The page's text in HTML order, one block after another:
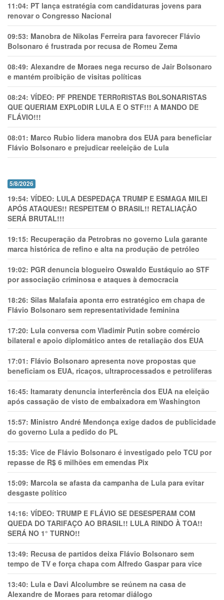
11:04: PT lança estratégia com candidaturas jovens para
renovar o Congresso Nacional
09:53: Manobra de Nikolas Ferreira para favorecer Flávio
Bolsonaro é frustrada por recusa de Romeu Zema
08:49: Alexandre de Moraes nega recurso de Jair Bolsonaro
e mantém proibição de visitas políticas
08:24: VÍDEO: PF PRENDE TERR0RlSTAS B0LSONARlSTAS
QUE QUERIAM EXPL0DlR LULA E O STF!!! A MANDO DE
FLÁVIO!!!
08:01: Marco Rubio lidera manobra dos EUA para beneficiar
Flávio Bolsonaro e prejudicar reeleição de Lula
5/8/2026
19:54: VÍDEO: LULA DESPEDAÇA TRUMP E ESMAGA MILEI
APÓS ATAQUES!! RESPEITEM O BRASIL!! RETALIAÇÃO
SERÁ BRUTAL!!!
19:15: Recuperação da Petrobras no governo Lula garante
marca histórica de refino e alta na produção de petróleo
19:02: PGR denuncia blogueiro Oswaldo Eustáquio ao STF
por associação criminosa e ataques à democracia
18:26: Silas Malafaia aponta erro estratégico em chapa de
Flávio Bolsonaro sem representatividade feminina
17:20: Lula conversa com Vladimir Putin sobre comércio
bilateral e apoio diplomático antes de retaliação dos EUA
17:01: Flávio Bolsonaro apresenta nove propostas que
beneficiam os EUA, ricaços, ultraprocessados e petrolíferas
16:45: Itamaraty denuncia interferência dos EUA na eleição
após cassação de visto de embaixadora em Washington
15:57: Ministro André Mendonça exige dados de publicidade
do governo Lula a pedido do PL
15:35: Vice de Flávio Bolsonaro é investigado pelo TCU por
repasse de R$ 6 milhões em emendas Pix
15:09: Marcola se afasta da campanha de Lula para evitar
desgaste político
14:16: VÍDEO: TRUMP E FLÁVIO SE DESESPERAM COM
QUEDA DO TARIFAÇO AO BRASIL!! LULA RINDO À TOA!!
SERÁ NO 1° TURNO!!
13:49: Recusa de partidos deixa Flávio Bolsonaro sem
tempo de TV e força chapa com Alfredo Gaspar para vice
13:40: Lula e Davi Alcolumbre se reúnem na casa de
Alexandre de Moraes para retomar diálogo